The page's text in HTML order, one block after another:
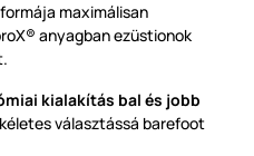
maximálisan
anyagban ezüstionok
kialakítás bal és jobb
választássá barefoot